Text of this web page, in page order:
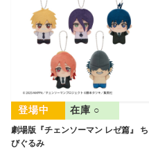
劇場版『チェンソーマン レゼ篇』 ち
びぐるみ
在庫 ○